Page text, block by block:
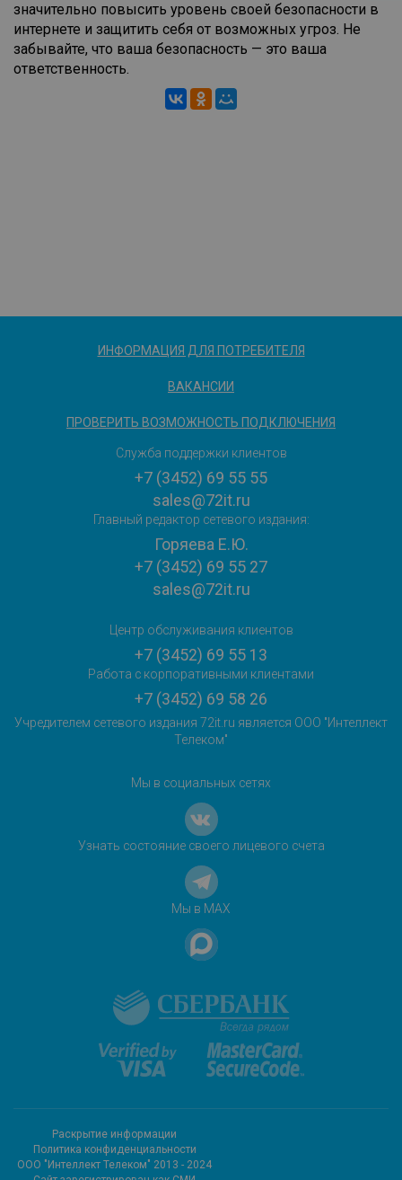
значительно повысить уровень своей безопасности в
интернете и защитить себя от возможных угроз. Не
забывайте, что ваша безопасность — это ваша
ответственность.
ИНФОРМАЦИЯ ДЛЯ ПОТРЕБИТЕЛЯ
ВАКАНСИИ
ПРОВЕРИТЬ ВОЗМОЖНОСТЬ ПОДКЛЮЧЕНИЯ
Служба поддержки клиентов
+7 (3452) 69 55 55
sales@72it.ru
Главный редактор сетевого издания:
Горяева Е.Ю.
+7 (3452) 69 55 27
sales@72it.ru
Центр обслуживания клиентов
+7 (3452) 69 55 13
Работа с корпоративными клиентами
+7 (3452) 69 58 26
Учредителем сетевого издания 72it.ru является ООО "Интеллект
Телеком"
Мы в социальных сетях
Узнать состояние своего лицевого счета
Мы в MAX
Раскрытие информации
Политика конфиденциальности
ООО "Интеллект Телеком" 2013 - 2024